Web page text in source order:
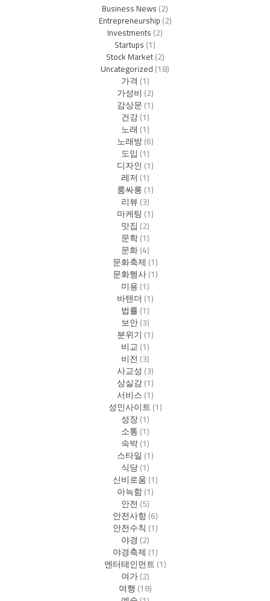
Business News(2)
Entrepreneurship(2)
Investments(2)
Startups(1)
Stock Market(2)
Uncategorized(18)
가격 (1)
가성비 (2)
감상문(1)
건강(1)
노래 (1)
노래방(6)
도입 (1)
디자인(1)
레저 (1)
룸싸롱(1)
리뷰(3)
마케팅 (1)
맛집 (2)
문학(1)
문화(4)
문화축제 (1)
문화행사(1)
미용(1)
바텐더 (1)
법률(1)
보안(3)
분위기 (1)
비교(1)
비전(3)
사교성 (3)
상실감(1)
서비스(1)
성인사이트(1)
성장(1)
소통(1)
숙박(1)
스타일 (1)
식당(1)
신비로움(1)
아늑함(1)
안전(5)
안전사항(6)
안전수칙 (1)
야경 (2)
야경축제 (1)
엔터테인먼트(1)
여가(2)
여행 (18)